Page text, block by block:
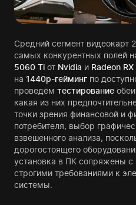
Средний сегмент видеокарт
самых конкурентных полей
5060 Ti от Nvidia и Radeon
на 1440p-гейминг по
проведём тестирование
какая из них
точки зрения финансовой и
потребителя, выбор
взвешенного анализа,
дорогостоящего
установка в ПК сопряжены
строгими требованиями к
системы.